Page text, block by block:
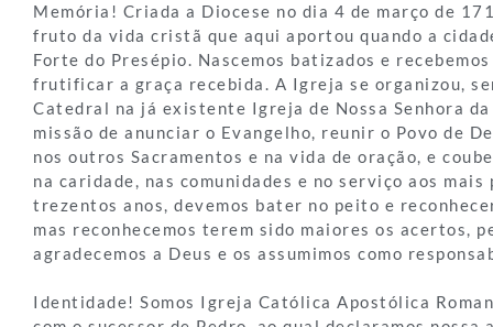
Memória! Criada a Diocese no dia 4 de março de
fruto da vida cristã que aqui aportou quando a
Forte do Presépio. Nascemos batizados e
frutificar a graça recebida. A Igreja se organizou,
Catedral na já existente Igreja de Nossa Senhora da
missão de anunciar o Evangelho, reunir o Povo de
nos outros Sacramentos e na vida de oração, e
na caridade, nas comunidades e no serviço aos
trezentos anos, devemos bater no peito e
mas reconhecemos terem sido maiores os acertos,
agradecemos a Deus e os assumimos como
Identidade! Somos Igreja Católica Apostólica